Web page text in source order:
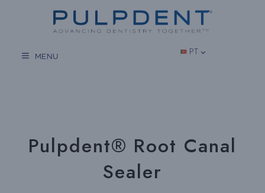
conteúdo
MENU PT
Pulpdent® Root Canal
Sealer